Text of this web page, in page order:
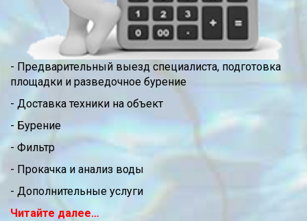
- Предварительный выезд специалиста, подготовка
площадки и разведочное бурение
- Доставка техники на объект
- Бурение
- Фильтр
- Прокачка и анализ воды
- Дополнительные услуги
Читайте далее…